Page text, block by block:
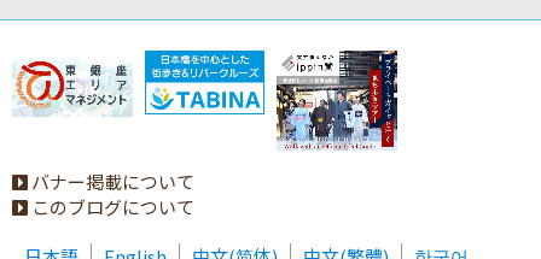
バナー掲載について
このブログについて